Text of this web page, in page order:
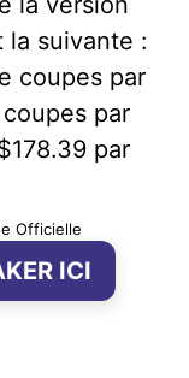
la suivante :
coupes par
par
par
Officielle
ICI